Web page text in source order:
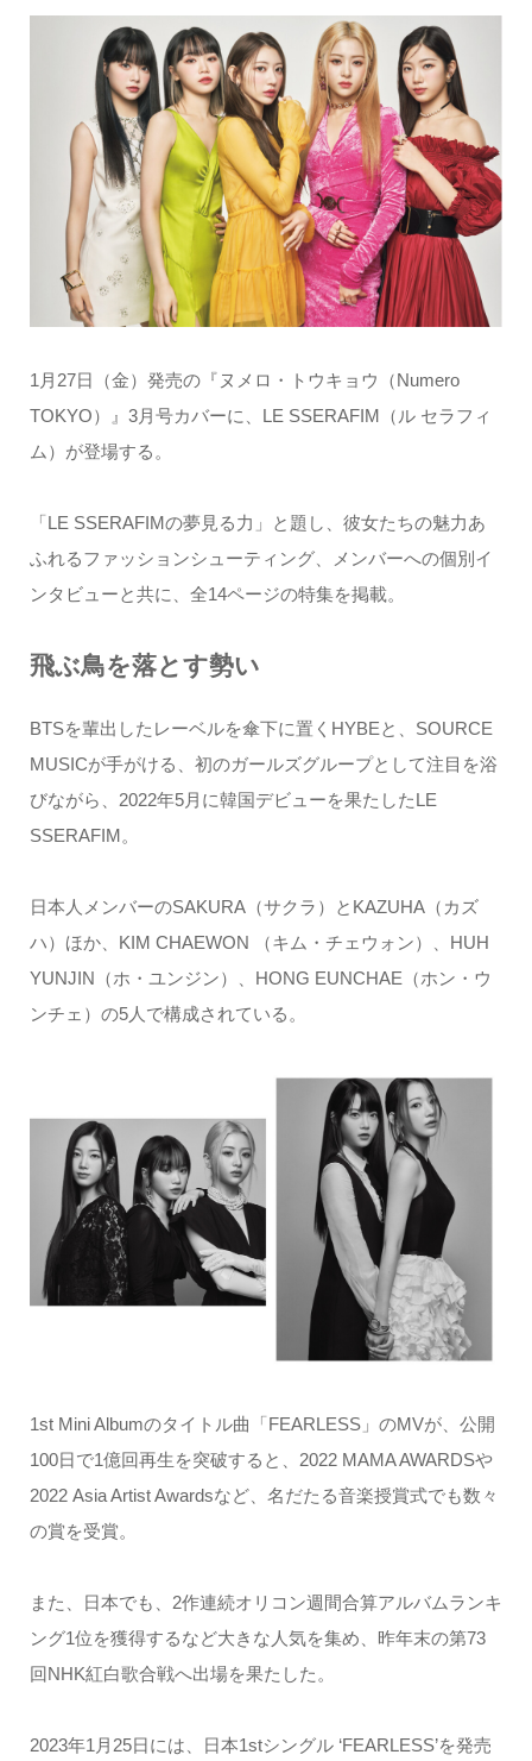
1月27日（金）発売の『ヌメロ・トウキョウ（Numero
TOKYO）』3月号カバーに、LE SSERAFIM（ル セラフィ
ム）が登場する。
「LE SSERAFIMの夢見る力」と題し、彼女たちの魅力あ
ふれるファッションシューティング、メンバーへの個別イ
ンタビューと共に、全14ページの特集を掲載。
飛ぶ鳥を落とす勢い
BTSを輩出したレーベルを傘下に置くHYBEと、SOURCE
MUSICが手がける、初のガールズグループとして注目を浴
びながら、2022年5月に韓国デビューを果たしたLE
SSERAFIM。
日本人メンバーのSAKURA（サクラ）とKAZUHA（カズ
ハ）ほか、KIM CHAEWON （キム・チェウォン）、HUH
YUNJIN（ホ・ユンジン）、HONG EUNCHAE（ホン・ウ
ンチェ）の5人で構成されている。
1st Mini Albumのタイトル曲「FEARLESS」のMVが、公開
100日で1億回再生を突破すると、2022 MAMA AWARDSや
2022 Asia Artist Awardsなど、名だたる音楽授賞式でも数々
の賞を受賞。
また、日本でも、2作連続オリコン週間合算アルバムランキ
ング1位を獲得するなど大きな人気を集め、昨年末の第73
回NHK紅白歌合戦へ出場を果たした。
2023年1月25日には、日本1stシングル ‘FEARLESS’を発売